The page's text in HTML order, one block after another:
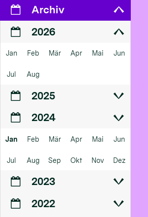
Archiv
2026
Jan Feb Mär Apr Mai Jun
Jul Aug
2025
2024
Jan Feb Mär Apr Mai Jun
Jul Aug Sep Okt Nov Dez
2023
2022